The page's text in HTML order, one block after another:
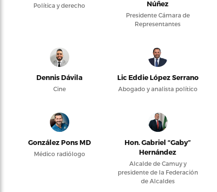
Política y derecho Núñez
Presidente Cámara de
Representantes
Dennis Dávila
Cine
Lic Eddie López Serrano
Abogado y analista político
González Pons MD
Médico radiólogo
Hon. Gabriel “Gaby”
Hernández
Alcalde de Camuy y
presidente de la Federación
de Alcaldes